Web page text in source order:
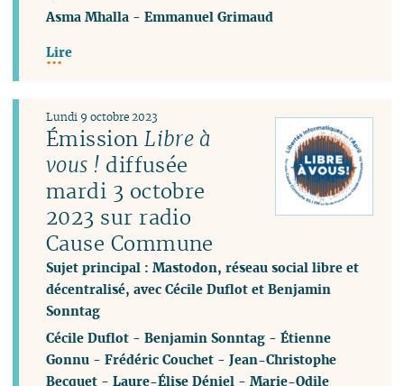
Asma Mhalla -Emmanuel Grimaud
Lire
ÉmissionLibre à
vous ! diffusée
mardi 3 octobre
2023 sur radio
Cause Commune
Sujet principal : Mastodon, réseau social libre et
décentralisé, avec Cécile Duflot et Benjamin
Sonntag
Lundi 9 octobre 2023
Cécile Duflot -Benjamin Sonntag -Étienne
Gonnu -Frédéric Couchet -Jean-Christophe
Becquet -Laure-Élise Déniel -Marie-Odile